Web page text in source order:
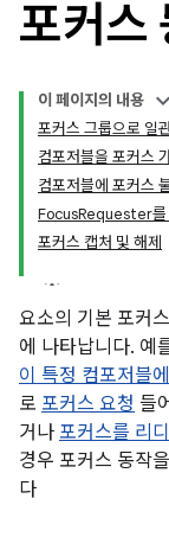
포커스
이 페이지의 내용
포커스 그룹으로 일
컴포저블을 포커스
컴포저블에 포커스
FocusRequester를
포커스 캡처 및 해제
요소의 기본 포커
에 나타납니다. 예
이 특정 컴포저블
로 포커스 요청 들
거나 포커스를 리
경우 포커스 동작
다